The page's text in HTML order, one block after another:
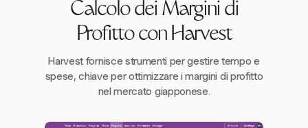
Calcolo dei Margini di
Profitto con Harvest
Harvest fornisce strumenti per gestire tempo e
spese, chiave per ottimizzare i margini di profitto
nel mercato giapponese.